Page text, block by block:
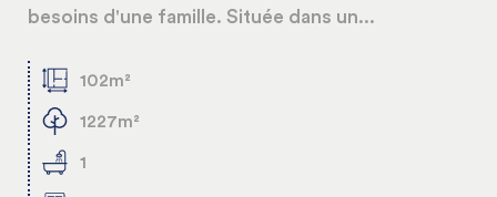
besoins d'une famille. Située dans un...
102m²
1227m²
1